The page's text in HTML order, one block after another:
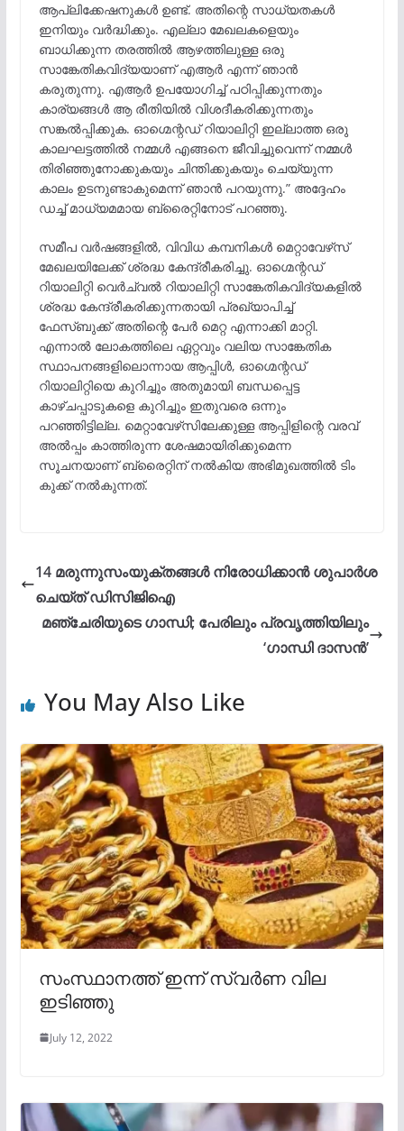
ആപ്ലിക്കേഷനുകൾ ഉണ്ട്. അതിന്റെ സാധ്യതകൾ
ഇനിയും വർദ്ധിക്കും. എല്ലാ മേഖലകളെയും
ബാധിക്കുന്ന തരത്തിൽ ആഴത്തിലുള്ള ഒരു
സാങ്കേതികവിദ്യയാണ് എആർ എന്ന് ഞാൻ
കരുതുന്നു. എആർ ഉപയോഗിച്ച് പഠിപ്പിക്കുന്നതും
കാര്യങ്ങൾ ആ രീതിയിൽ വിശദീകരിക്കുന്നതും
സങ്കൽപ്പിക്കുക. ഓഗ്മെന്റഡ് റിയാലിറ്റി ഇല്ലാത്ത ഒരു
കാലഘട്ടത്തിൽ നമ്മൾ എങ്ങനെ ജീവിച്ചുവെന്ന് നമ്മൾ
തിരിഞ്ഞുനോക്കുകയും ചിന്തിക്കുകയും ചെയ്യുന്ന
കാലം ഉടനുണ്ടാകുമെന്ന് ഞാൻ പറയുന്നു.” അദ്ദേഹം
ഡച്ച് മാധ്യമമായ ബ്രൈറ്റിനോട് പറഞ്ഞു.
സമീപ വർഷങ്ങളിൽ, വിവിധ കമ്പനികൾ മെറ്റാവേഴ്‌സ്
മേഖലയിലേക്ക് ശ്രദ്ധ കേന്ദ്രീകരിച്ചു. ഓഗ്മെന്റഡ്
റിയാലിറ്റി വെർച്വൽ റിയാലിറ്റി സാങ്കേതികവിദ്യകളിൽ
ശ്രദ്ധ കേന്ദ്രീകരിക്കുന്നതായി പ്രഖ്യാപിച്ച്
ഫേസ്ബുക്ക് അതിന്റെ പേർ മെറ്റ എന്നാക്കി മാറ്റി.
എന്നാൽ ലോകത്തിലെ ഏറ്റവും വലിയ സാങ്കേതിക
സ്ഥാപനങ്ങളിലൊന്നായ ആപ്പിൾ, ഓഗ്മെന്റഡ്
റിയാലിറ്റിയെ കുറിച്ചും അതുമായി ബന്ധപ്പെട്ട
കാഴ്ചപ്പാടുകളെ കുറിച്ചും ഇതുവരെ ഒന്നും
പറഞ്ഞിട്ടില്ല. മെറ്റാവേഴ്‌സിലേക്കുള്ള ആപ്പിളിന്റെ വരവ്
അല്‍പ്പം കാത്തിരുന്ന ശേഷമായിരിക്കുമെന്ന
സൂചനയാണ് ബ്രൈറ്റിന് നല്‍കിയ അഭിമുഖത്തില്‍ ടിം
കുക്ക് നല്‍കുന്നത്.
14 മരുന്നുസംയുക്തങ്ങൾ നിരോധിക്കാൻ ശുപാർശ
ചെയ്ത് ഡിസിജിഐ
മഞ്ചേരിയുടെ ഗാന്ധി; പേരിലും പ്രവൃത്തിയിലും
‘ഗാന്ധി ദാസൻ’
You May Also Like
സംസ്ഥാനത്ത് ഇന്ന് സ്വർണ വില
ഇടിഞ്ഞു
July 12, 2022